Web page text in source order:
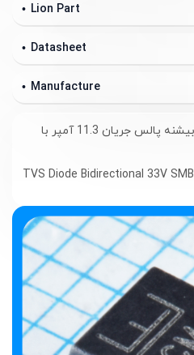
Lion Part
Datasheet
Manufacture
دیود TVS دو جهته 33 ولت با بیشنه پالس جریان 11.3 آمپر با
TVS Diode Bidirectional 33V SMB